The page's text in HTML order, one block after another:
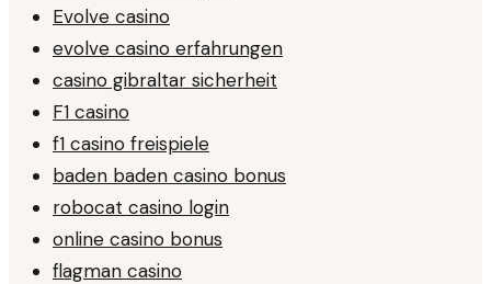
Evolve casino
evolve casino erfahrungen
casino gibraltar sicherheit
F1 casino
f1 casino freispiele
baden baden casino bonus
robocat casino login
online casino bonus
flagman casino